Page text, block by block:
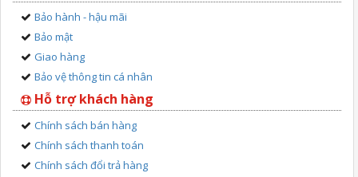
Bảo hành - hậu mãi
Bảo mật
Giao hàng
Bảo vệ thông tin cá nhân
Hỗ trợ khách hàng
Chính sách bán hàng
Chính sách thanh toán
Chính sách đổi trả hàng